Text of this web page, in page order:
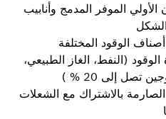
الموفر المدمج وأنابيب
الوقود المختلفة
(النفط، الغاز الطبيعي،
تصل إلى 20 % )
الصارمة بالاشتراك مع الشعلات